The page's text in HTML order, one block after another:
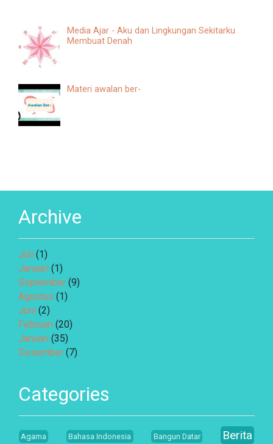
Media Ajar - Aku dan Lingkungan Sekitarku
Membuat Denah
Materi awalan ber-
Archive
Juli (1)
Januari (1)
September (9)
Agustus (1)
Juni (2)
Februari (20)
Januari (35)
Desember (7)
Categories
Agama Bahasa Indonesia Bangun Datar Berita